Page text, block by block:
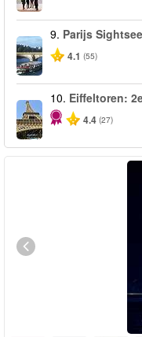
9. Parijs
4.1 (55)
10. Eiffeltoren:
4.4 (27)